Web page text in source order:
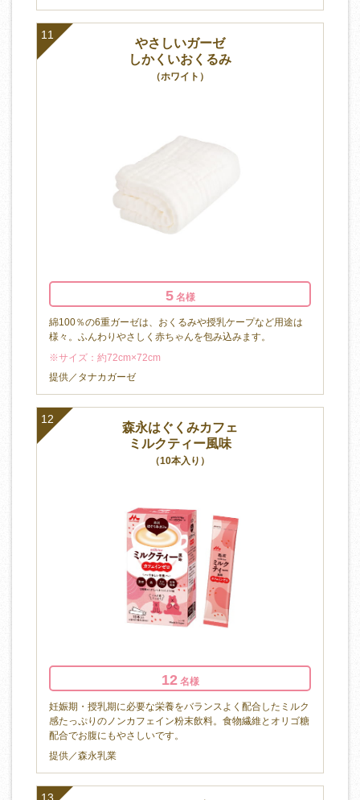
11
やさしいガーゼ
しかくいおくるみ
（ホワイト）
5 名様
綿100％の6重ガーゼは、おくるみや授乳ケープなど用途は
様々。ふんわりやさしく赤ちゃんを包み込みます。
※サイズ：約72cm×72cm
提供／タナカガーゼ
12
森永はぐくみカフェ
ミルクティー風味
（10本入り）
12 名様
妊娠期・授乳期に必要な栄養をバランスよく配合したミルク
感たっぷりのノンカフェイン粉末飲料。食物繊維とオリゴ糖
配合でお腹にもやさしいです。
提供／森永乳業